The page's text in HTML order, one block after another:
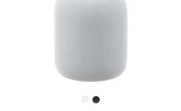
了
解
HomePod<